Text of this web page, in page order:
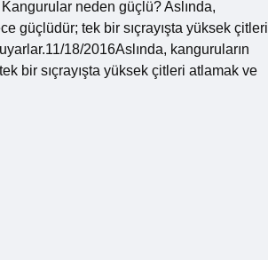
neden güçlü? Aslında,
güçlüdür; tek bir sıçrayışta yüksek çitleri
18/2016Aslında, kanguruların
bir sıçrayışta yüksek çitleri atlamak ve